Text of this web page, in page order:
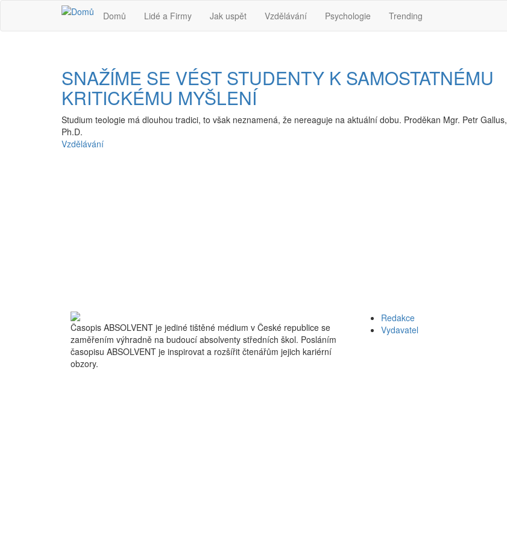
Přejít k hlavnímu obsahu
Domů
Lidé a Firmy Jak uspět Vzdělávání Psychologie Trending
SNAŽÍME SE VÉST STUDENTY K SAMOSTATNÉMU
KRITICKÉMU MYŠLENÍ
Studium teologie má dlouhou tradici, to však neznamená, že nereaguje na aktuální dobu. Proděkan Mgr. Petr Gallus,
Ph.D.
Vzdělávání
Časopis ABSOLVENT je jediné tištěné médium v České republice se
zaměřením výhradně na budoucí absolventy středních škol. Posláním
časopisu ABSOLVENT je inspirovat a rozšířit čtenářům jejich kariérní
obzory.
Redakce
Vydavatel